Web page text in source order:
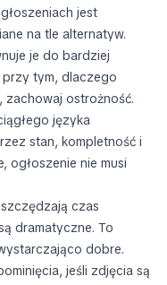
jest
na tle alternatyw.
je do bardziej
tym, dlaczego
zachowaj ostrożność.
języka
stan, kompletność i
ogłoszenie nie musi
czas
dramatyczne. To
dobre.
jeśli zdjęcia są